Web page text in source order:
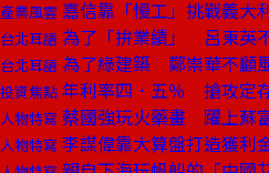
產業風雲 嘉信靠「慢工」挑戰義大
台北耳語 為了「拚業績」 呂東英
台北耳語 為了綠建築 鄭崇華不顧
投資焦點 年利率四．五％ 搶攻定
人物特寫 蔡國強玩火藥畫 躍上蘇
人物特寫 李謀偉靠大算盤打造獲利